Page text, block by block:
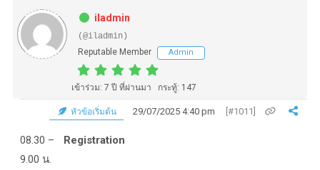
iladmin
(@iladmin)
Reputable Member
Admin
เข้าร่วม: 7 ปี ที่ผ่านมา กระทู้: 147
หัวข้อเริ่มต้น 29/07/2025 4:40 pm [#1011]
08.30 –
9.00 น.
Registration